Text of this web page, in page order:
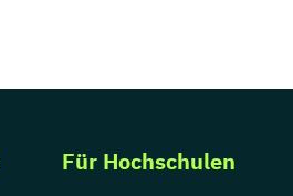
Für Hochschulen